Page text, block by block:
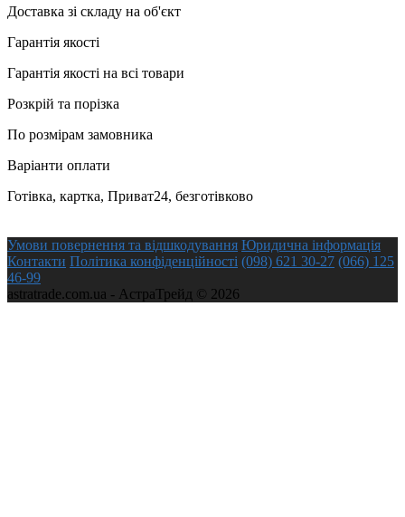
Доставка зі складу на об'єкт
Гарантія якості
Гарантія якості на всі товари
Розкрій та порізка
По розмірам замовника
Варіанти оплати
Готівка, картка, Приват24, безготівково
Умови повернення та відшкодування Юридична інформація
Контакти Політика конфіденційності (098) 621 30-27 (066) 125
46-99
astratrade.com.ua - АстраТрейд © 2026